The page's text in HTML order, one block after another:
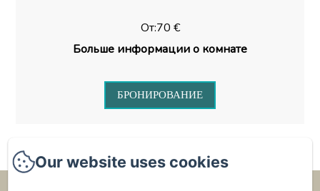
От:70 €
Больше информации о комнате
БРОНИРОВАНИЕ
Our website uses cookies